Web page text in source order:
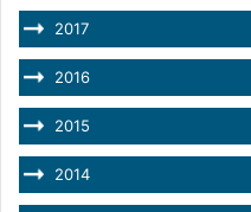
2017
2016
2015
2014